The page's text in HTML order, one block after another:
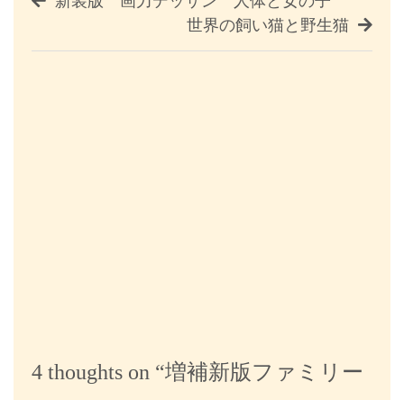
世界の飼い猫と野生猫
4 thoughts on “増補新版ファミリー